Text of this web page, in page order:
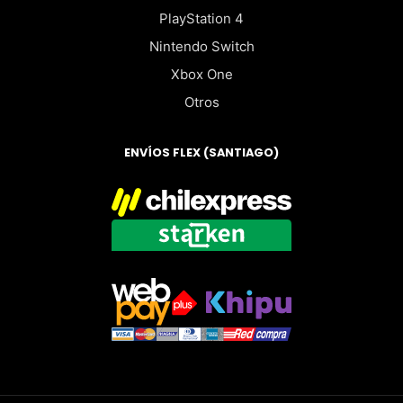
PlayStation 4
Nintendo Switch
Xbox One
Otros
ENVÍOS FLEX (SANTIAGO)